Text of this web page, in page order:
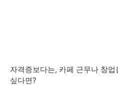
자격증보다는, 카페 근무나 창
싶다면?